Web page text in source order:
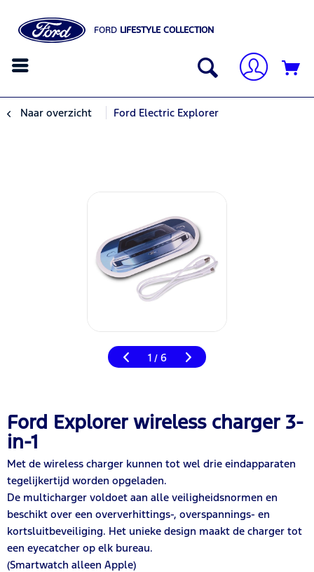
FORD LIFESTYLE COLLECTION
Naar overzicht Ford Electric Explorer
1 / 6
Ford Explorer wireless charger 3-
in-1
Met de wireless charger kunnen tot wel drie eindapparaten
tegelijkertijd worden opgeladen.
De multicharger voldoet aan alle veiligheidsnormen en
beschikt over een oververhittings-, overspannings- en
kortsluitbeveiliging. Het unieke design maakt de charger tot
een eyecatcher op elk bureau.
(Smartwatch alleen Apple)